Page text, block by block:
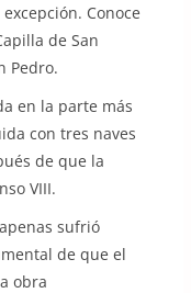
Conoce
de San
Pedro.
en la parte más
con tres naves
de que la
VIII.
sufrió
de que el
obra